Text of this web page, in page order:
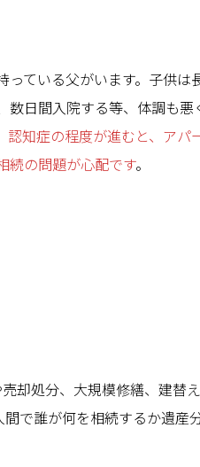
っている父がいます。子供
数日間入院する等、体調も
認知症の程度が進むと、ア
続の問題が心配です。
処分、大規模修繕、建替
で誰が何を相続するか遺産